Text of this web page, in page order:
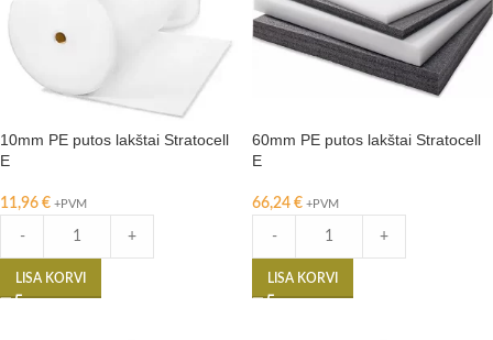
10mm PE putos lakštai Stratocell
E
11,96 € +PVM
- +
LISA KORVI
60mm PE putos lakštai Stratocell
E
66,24 € +PVM
- +
LISA KORVI